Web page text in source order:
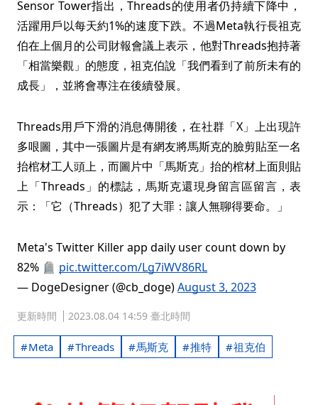
Sensor Tower指出，Threads的使用者仍持續下降中，
活躍用戶以每天約1%的速度下跌。不過Meta執行長祖克
伯在上個月的公司財報會議上表示，他對Threads抱持著
「相當樂觀」的態度，祖克伯說「我們看到了前所未有的
成長」，並將會專注在後續發展。
Threads用戶下滑的消息傳開後，在社群「X」上出現許
多哏圖，其中一張圖片是有網友將馬斯克的臉剪貼至一名
抬棺材工人頭上，而圖片中「馬斯克」抬的棺材上面則貼
上「Threads」的標誌，馬斯克還現身留言區留言，表
示：「它（Threads）犯了大罪：讓人無聊得要命。」
Meta's Twitter Killer app daily user count down by
82% 🪦 pic.twitter.com/Lg7iWV86RL
— DogeDesigner (@cb_doge)August 3, 2023
更新時間 2023.08.04 14:59 臺北時間
Meta Threads 馬斯克 推特 祖克伯